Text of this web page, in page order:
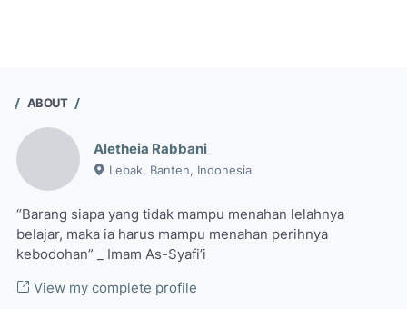
ABOUT
Aletheia Rabbani
Lebak, Banten, Indonesia
“Barang siapa yang tidak mampu menahan lelahnya
belajar, maka ia harus mampu menahan perihnya
kebodohan” _ Imam As-Syafi’i
View my complete profile